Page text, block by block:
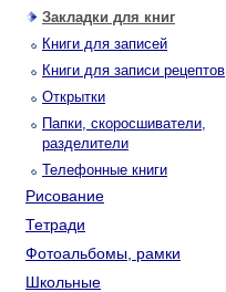
Закладки для книг
Книги для записей
Книги для записи рецептов
Открытки
Папки, скоросшиватели,
разделители
Телефонные книги
Рисование
Тетради
Фотоальбомы, рамки
Школьные